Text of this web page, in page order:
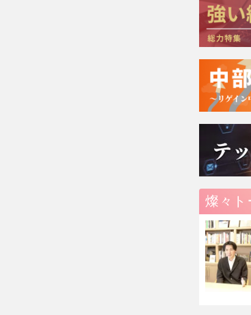
燦々ト